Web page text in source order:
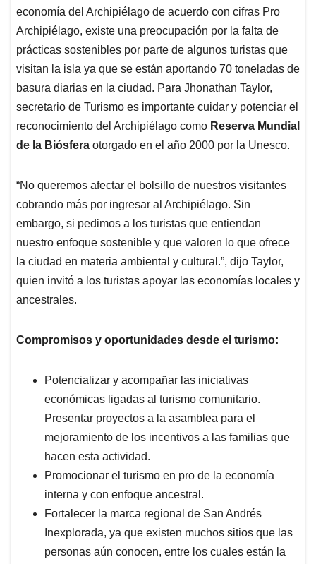
economía del Archipiélago de acuerdo con cifras Pro
Archipiélago, existe una preocupación por la falta de
prácticas sostenibles por parte de algunos turistas que
visitan la isla ya que se están aportando 70 toneladas de
basura diarias en la ciudad. Para Jhonathan Taylor,
secretario de Turismo es importante cuidar y potenciar el
reconocimiento del Archipiélago como Reserva Mundial
de la Biósfera otorgado en el año 2000 por la Unesco.
“No queremos afectar el bolsillo de nuestros visitantes
cobrando más por ingresar al Archipiélago. Sin
embargo, si pedimos a los turistas que entiendan
nuestro enfoque sostenible y que valoren lo que ofrece
la ciudad en materia ambiental y cultural.”, dijo Taylor,
quien invitó a los turistas apoyar las economías locales y
ancestrales.
Compromisos y oportunidades desde el turismo:
Potencializar y acompañar las iniciativas
económicas ligadas al turismo comunitario.
Presentar proyectos a la asamblea para el
mejoramiento de los incentivos a las familias que
hacen esta actividad.
Promocionar el turismo en pro de la economía
interna y con enfoque ancestral.
Fortalecer la marca regional de San Andrés
Inexplorada, ya que existen muchos sitios que las
personas aún conocen, entre los cuales están la